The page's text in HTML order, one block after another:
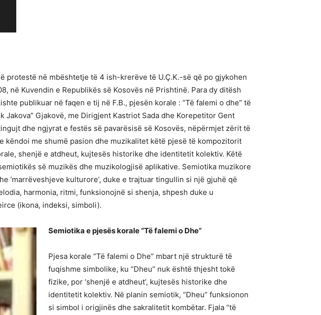
protestë në mbështetje të 4 ish-krerëve të U.Ç.K.-së që po gjykohen
në Kuvendin e Republikës së Kosovës në Prishtinë. Para dy ditësh
publikuar në faqen e tij në F.B., pjesën korale : “Të falemi o dhe” të
Gjakovë, me Dirigjent Kastriot Sada dhe Korepetitor Gent
dhe ngjyrat e festës së pavarësisë së Kosovës, nëpërmjet zërit të
me shumë pasion dhe muzikalitet këtë pjesë të kompozitorit
shenjë e atdheut, kujtesës historike dhe identitetit kolektiv. Këtë
së muzikës dhe muzikologjisë aplikative. Semiotika muzikore
‘marrëveshjeve kulturore’, duke e trajtuar tingullin si një gjuhë që
harmonia, ritmi, funksionojnë si shenja, shpesh duke u
(ikona, indeksi, simboli).
Semiotika e pjesës korale “Të falemi o Dhe”
Pjesa korale “Të falemi o Dhe” mbart një strukturë të
fuqishme simbolike, ku “Dheu” nuk është thjesht tokë
fizike, por ‘shenjë e atdheut’, kujtesës historike dhe
identitetit kolektiv. Në planin semiotik, “Dheu” funksionon
si simbol i origjinës dhe sakralitetit kombëtar. Fjala “të